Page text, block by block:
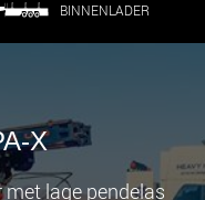
BINNENLADER
X
lage pendelas